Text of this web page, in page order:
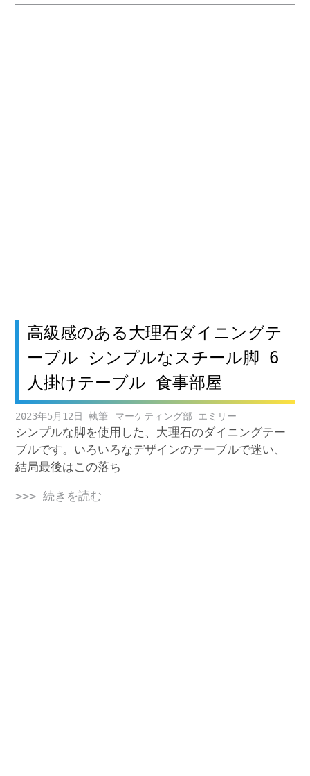
高級感のある大理石ダイニングテ
ーブル シンプルなスチール脚 6
人掛けテーブル 食事部屋
2023年5月12日 マーケティング部 エミリー
シンプルな脚を使用した、大理石のダイニングテー
ブルです。いろいろなデザインのテーブルで迷い、
結局最後はこの落ち
>>> 続きを読む